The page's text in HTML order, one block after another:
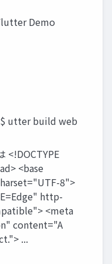
Demo
utter build web
<!DOCTYPE
<base
8">
http-
<meta
content="A
...